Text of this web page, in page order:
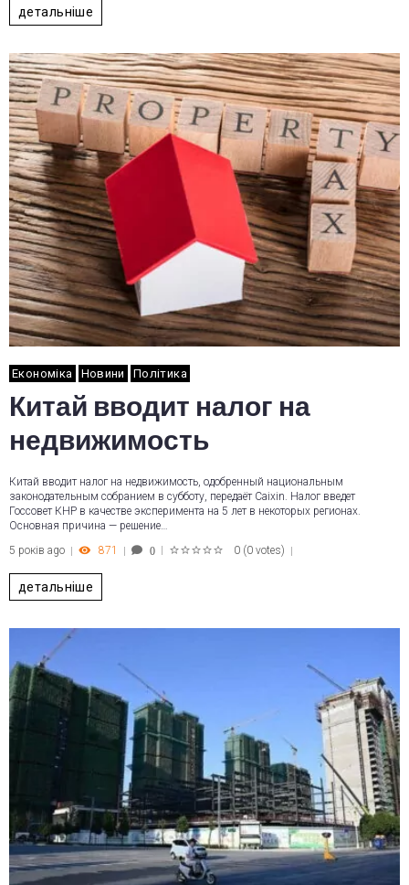
детальніше
Економіка Новини Політика
Китай вводит налог на
недвижимость
Китай вводит налог на недвижимость, одобренный национальным
законодательным собранием в субботу, передаёт Caixin. Налог введет
Госсовет КНР в качестве эксперимента на 5 лет в некоторых регионах.
Основная причина — решение…
5 років ago
871 0 0 (0 votes)
детальніше